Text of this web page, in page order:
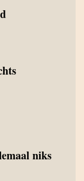
niks